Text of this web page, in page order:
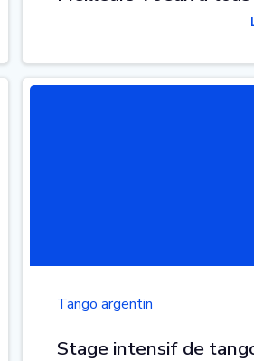
Tango argentin
Stage intensif de